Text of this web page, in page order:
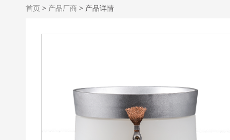
首页 > 产品厂商 > 产品详情